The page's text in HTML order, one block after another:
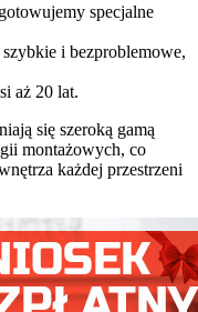
specjalne
i bezproblemowe,
aż 20 lat.
się szeroką gamą
montażowych, co
każdej przestrzeni